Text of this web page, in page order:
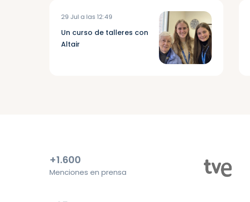
29 Jul a las 12:49
Un curso de talleres con
Altair
+1.600
Menciones en prensa